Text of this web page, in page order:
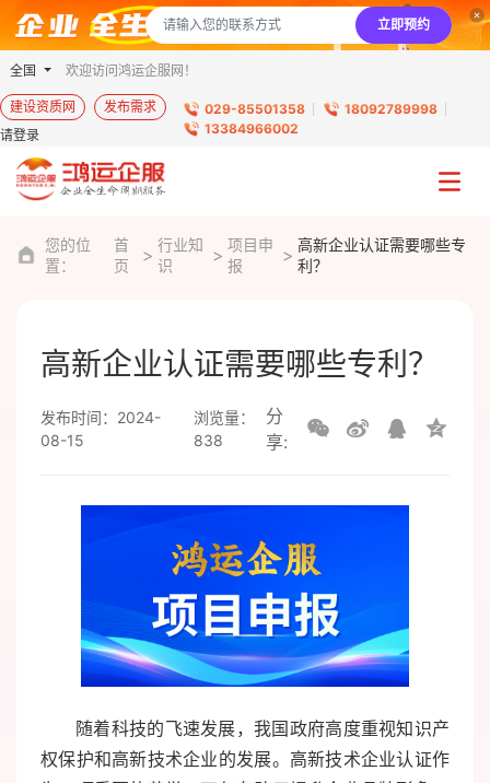
立即预约
全国 欢迎访问鸿运企服网！
建设资质网
发布需求
请登录
029-85501358
18092789998
13384966002
您的位
置：
首
页
行业知
识
项目申
报
高新企业认证需要哪些专
利？
高新企业认证需要哪些专利？
发布时间：2024-
08-15
浏览量：
838
分
享:
随着科技的飞速发展，我国政府高度重视知识产
权保护和高新技术企业的发展。高新技术企业认证作